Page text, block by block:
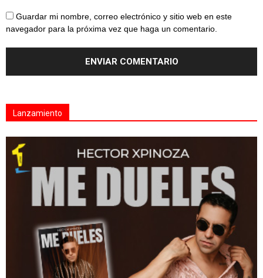
Guardar mi nombre, correo electrónico y sitio web en este
navegador para la próxima vez que haga un comentario.
Lanzamiento